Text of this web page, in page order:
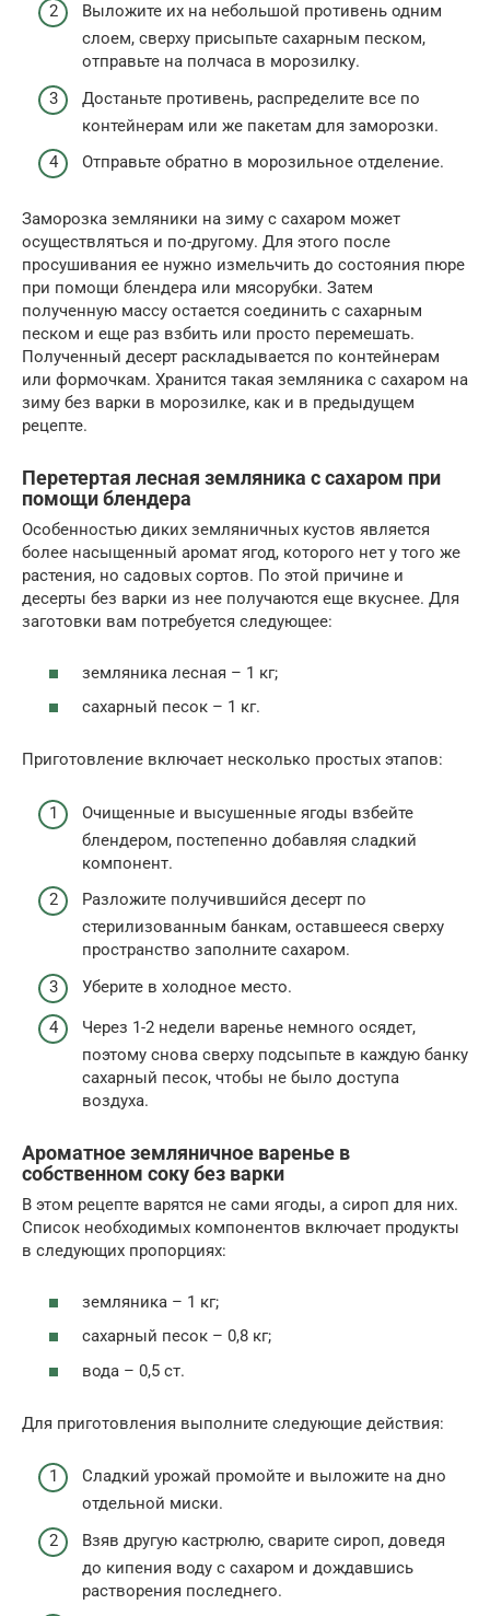
Выложите их на небольшой противень одним
слоем, сверху присыпьте сахарным песком,
отправьте на полчаса в морозилку.
Достаньте противень, распределите все по
контейнерам или же пакетам для заморозки.
Отправьте обратно в морозильное отделение.
Заморозка земляники на зиму с сахаром может
осуществляться и по-другому. Для этого после
просушивания ее нужно измельчить до состояния пюре
при помощи блендера или мясорубки. Затем
полученную массу остается соединить с сахарным
песком и еще раз взбить или просто перемешать.
Полученный десерт раскладывается по контейнерам
или формочкам. Хранится такая земляника с сахаром на
зиму без варки в морозилке, как и в предыдущем
рецепте.
Перетертая лесная земляника с сахаром при
помощи блендера
Особенностью диких земляничных кустов является
более насыщенный аромат ягод, которого нет у того же
растения, но садовых сортов. По этой причине и
десерты без варки из нее получаются еще вкуснее. Для
заготовки вам потребуется следующее:
земляника лесная – 1 кг;
сахарный песок – 1 кг.
Приготовление включает несколько простых этапов:
Очищенные и высушенные ягоды взбейте
блендером, постепенно добавляя сладкий
компонент.
Разложите получившийся десерт по
стерилизованным банкам, оставшееся сверху
пространство заполните сахаром.
Уберите в холодное место.
Через 1-2 недели варенье немного осядет,
поэтому снова сверху подсыпьте в каждую банку
сахарный песок, чтобы не было доступа
воздуха.
Ароматное земляничное варенье в
собственном соку без варки
В этом рецепте варятся не сами ягоды, а сироп для них.
Список необходимых компонентов включает продукты
в следующих пропорциях:
земляника – 1 кг;
сахарный песок – 0,8 кг;
вода – 0,5 ст.
Для приготовления выполните следующие действия:
Сладкий урожай промойте и выложите на дно
отдельной миски.
Взяв другую кастрюлю, сварите сироп, доведя
до кипения воду с сахаром и дождавшись
растворения последнего.